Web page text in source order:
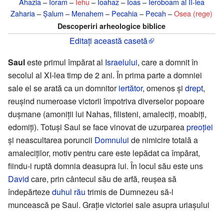
Zaharia–Șalum – Menahem – Pecahia– Pecah –Osea (rege)
Descoperiri arheologice biblice
Editați această casetă
Sauleste primul împărat al Israelului, care a domnit în
secolul al XI-lea timp de 2 ani. În prima parte a domniei
sale el se arată ca un domnitoriertător, omenos şi drept,
reuşind numeroase victorii împotriva diverselor popoare
duşmane (amoniţii lui Nahas, filisteni, amaleciţi, moabiţi,
edomiţi). Totuşi Saul se face vinovat de uzurpareapreoţiei
şi neascultarea poruncii Domnului de nimicire totală a
amaleciţilor, motiv pentru care este lepădat ca împărat,
fiindu-i ruptă domnia deasupra lui. În locul său este uns
David care, prin cântecul său de arfă, reuşea să
îndepărtezeduhul rău trimis de Dumnezeu să-l
muncească pe Saul. Graţie victoriei sale asupra uriaşului